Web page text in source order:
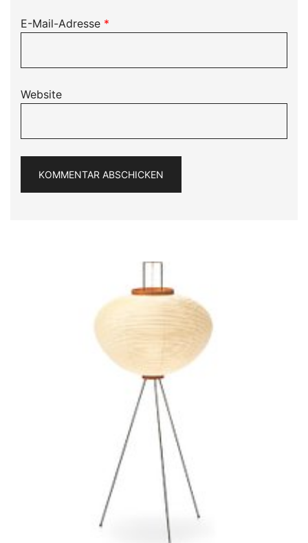
E-Mail-Adresse *
Website